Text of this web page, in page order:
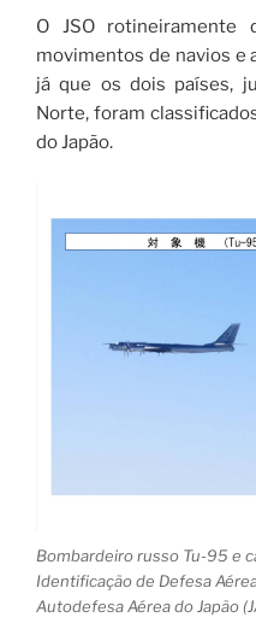
O JSO ​​rotineiramente
movimentos de navios e
já que os dois países,
Norte, foram
do Japão.
Bombardeiro russo Tu-95 e
Identificação de Defesa
Autodefesa Aérea do Japão